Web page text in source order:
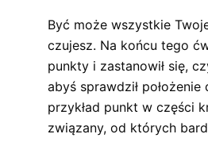
Być może wszystkie
czujesz. Na końcu tego
punkty i zastanowił się,
abyś sprawdził
przykład punkt w części
związany, od których